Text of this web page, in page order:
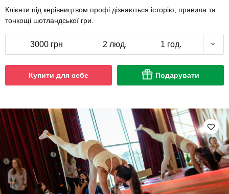
Клієнти під керівництвом профі дізнаються історію, правила та
тонкощі шотландської гри.
3000 грн 2 люд. 1 год.
Купити для себе Подарувати